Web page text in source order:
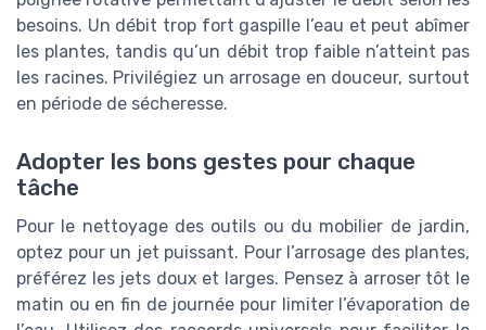
besoins. Un débit trop fort gaspille l’eau et peut abîmer
les plantes, tandis qu’un débit trop faible n’atteint pas
les racines. Privilégiez un arrosage en douceur, surtout
en période de sécheresse.
Adopter les bons gestes pour chaque
tâche
Pour le nettoyage des outils ou du mobilier de jardin,
optez pour un jet puissant. Pour l’arrosage des plantes,
préférez les jets doux et larges. Pensez à arroser tôt le
matin ou en fin de journée pour limiter l’évaporation de